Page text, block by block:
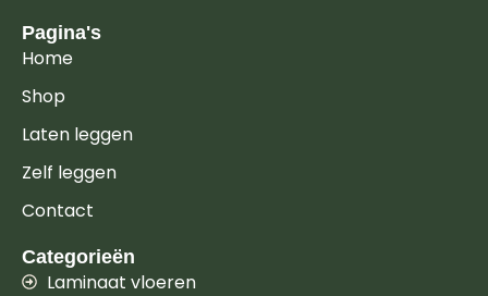
Pagina's
Home
Shop
Laten leggen
Zelf leggen
Contact
Categorieën
Laminaat vloeren